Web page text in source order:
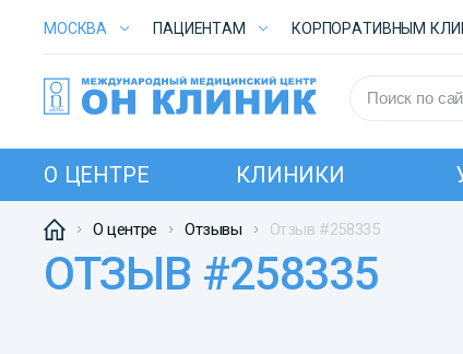
МОСКВА ПАЦИЕНТАМ КОРПОРАТИВНЫМ
О ЦЕНТРЕ КЛИНИКИ
О центре Отзывы Отзыв #258335
ОТЗЫВ #258335